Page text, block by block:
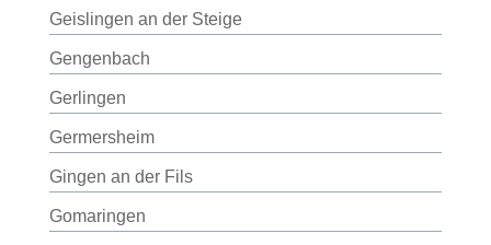
Geislingen an der Steige
Gengenbach
Gerlingen
Germersheim
Gingen an der Fils
Gomaringen